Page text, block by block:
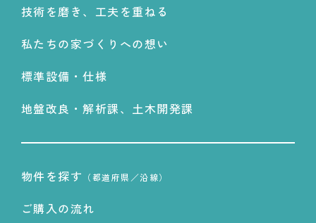
技術を磨き、工夫を重ねる
私たちの家づくりへの想い
標準設備・仕様
地盤改良・解析課、土木開発課
物件を探す （都道府県／沿線）
ご購入の流れ